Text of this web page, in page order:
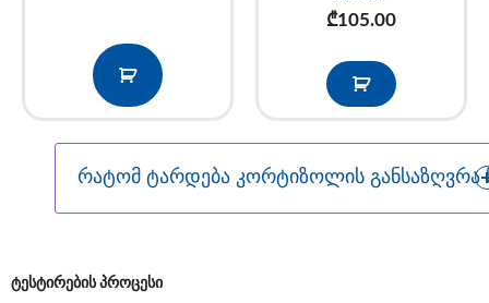
₾105.00
რატომ ტარდება კორტიზოლის განსაზღვრა
ტესტირების პროცესი